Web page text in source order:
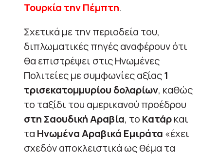
Τουρκία την Πέμπτη.
Σχετικά με την περιοδεία του,
διπλωματικές πηγές αναφέρουν ότι
θα επιστρέψει στις Ηνωμένες
Πολιτείες με συμφωνίες αξίας1
τρισεκατομμυρίου δολαρίων, καθώς
το ταξίδι του αμερικανού προέδρου
στη Σαουδική Αραβία, το Κατάρκαι
τα Ηνωμένα Αραβικά Εμιράτα «έχει
σχεδόν αποκλειστικά ως θέμα τα